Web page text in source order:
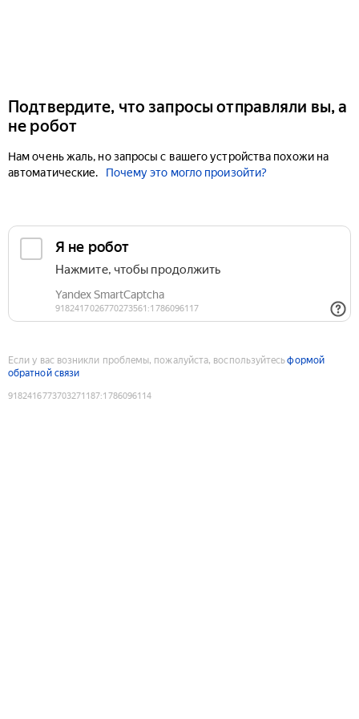
Подтвердите, что запросы отправляли вы, а
не робот
Нам очень жаль, но запросы с вашего устройства похожи на
автоматические.
Почему это могло произойти?
Если у вас возникли проблемы, пожалуйста, воспользуйтесьформой
обратной связи
9182416773703271187:1786096114